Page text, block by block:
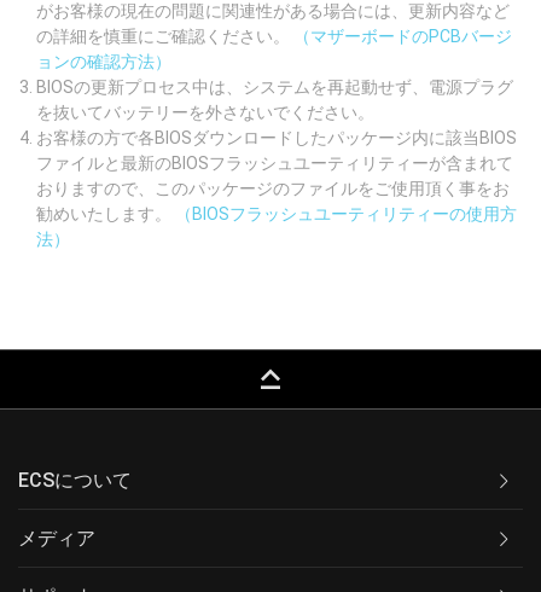
がお客様の現在の問題に関連性がある場合には、更新内容など
の詳細を慎重にご確認ください。
（マザーボードのPCBバージ
ョンの確認方法）
BIOSの更新プロセス中は、システムを再起動せず、電源プラグ
を抜いてバッテリーを外さないでください。
お客様の方で各BIOSダウンロードしたパッケージ内に該当BIOS
ファイルと最新のBIOSフラッシュユーティリティーが含まれて
おりますので、このパッケージのファイルをご使用頂く事をお
勧めいたします。
（BIOSフラッシュユーティリティーの使用方
法）
keyboard_capslock
ECSについて
メディア